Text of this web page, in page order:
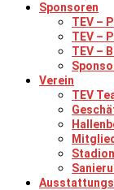
Sponsoren
TEV –
TEV –
TEV –
Verein
TEV
Stadion